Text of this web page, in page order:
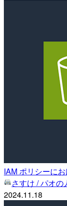
IAM ポリシーに
さすけ / パオの
2024.11.18